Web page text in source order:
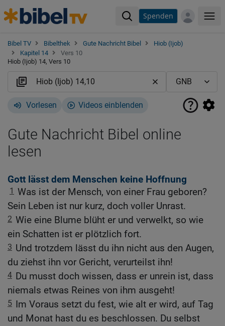
Spenden
Bibel TV Bibelthek Gute Nachricht Bibel
Hiob (Ijob)
Kapitel 14
Vers 10
Hiob (Ijob) 14, Vers 10
Vorlesen Videos einblenden
Gute Nachricht Bibel online
lesen
Gott lässt dem Menschen keine Hoffnung
1 Was ist der Mensch, von einer Frau geboren?
Sein Leben ist nur kurz, doch voller Unrast.
2 Wie eine Blume blüht er und verwelkt, so wie
ein Schatten ist er plötzlich fort.
3 Und trotzdem lässt du ihn nicht aus den Augen,
du ziehst ihn vor Gericht, verurteilst ihn!
4 Du musst doch wissen, dass er unrein ist, dass
niemals etwas Reines von ihm ausgeht!
5 Im Voraus setzt du fest, wie alt er wird, auf Tag
und Monat hast du es beschlossen. Du selbst